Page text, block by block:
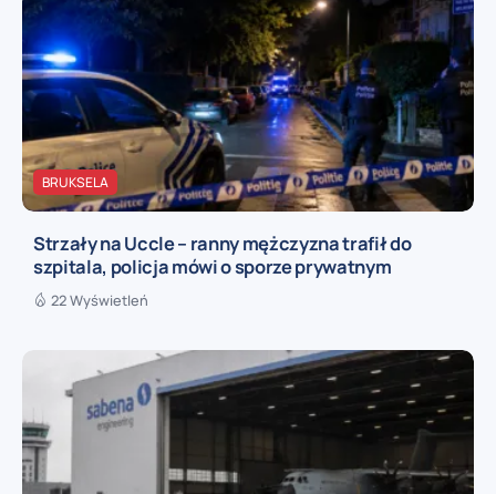
BRUKSELA
Strzały na Uccle – ranny mężczyzna trafił do
szpitala, policja mówi o sporze prywatnym
22 Wyświetleń